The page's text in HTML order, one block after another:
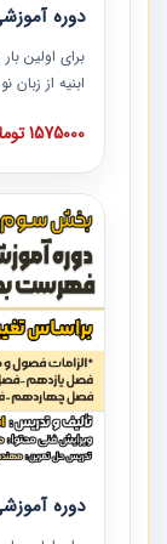
دوره
برای اولین
ابنیه از
ردیف ها و
دوره به صورت
دوره با
مشاور در امر
همکارانی
توصیه می
1575000 تومان
دوره